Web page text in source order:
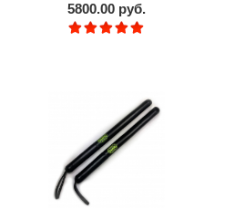
5800.00 руб.